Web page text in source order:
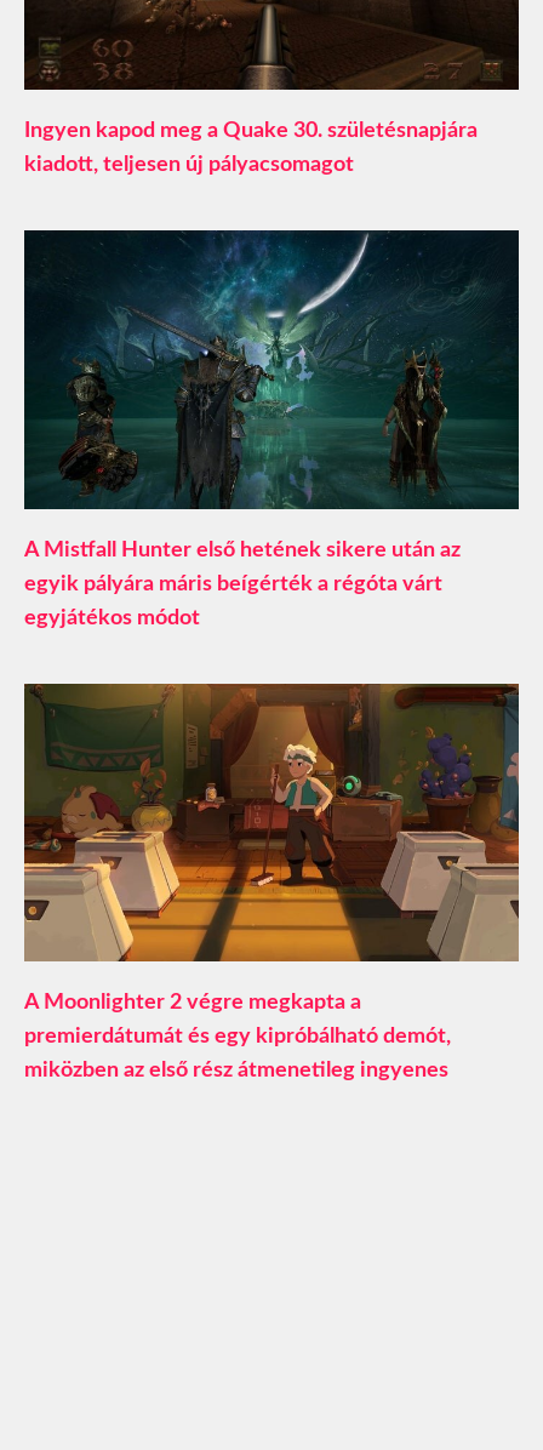
Ingyen kapod meg a Quake 30. születésnapjára
kiadott, teljesen új pályacsomagot
A Mistfall Hunter első hetének sikere után az
egyik pályára máris beígérték a régóta várt
egyjátékos módot
A Moonlighter 2 végre megkapta a
premierdátumát és egy kipróbálható demót,
miközben az első rész átmenetileg ingyenes